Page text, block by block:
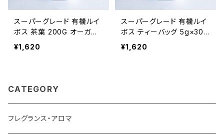
スーパーグレード 有機ルイ
ボス 茶葉 200G オーガニ
ックルイボスティー AFRIC
AN TABLE 有機JAS
¥1,620
スーパーグレード 有機ルイ
ボス ティーバッグ 5g×30
包入 有機JAS認証取得 オ
ーガニックルイボスティー
¥1,620
CATEGORY
フレグランス・アロマ